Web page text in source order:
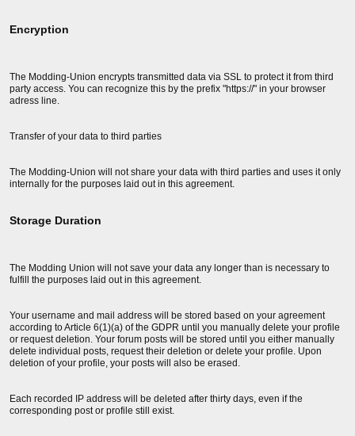
Encryption
The Modding-Union encrypts transmitted data via SSL to protect it from third
party access. You can recognize this by the prefix "https://" in your browser
adress line.
Transfer of your data to third parties
The Modding-Union will not share your data with third parties and uses it only
internally for the purposes laid out in this agreement.
Storage Duration
The Modding Union will not save your data any longer than is necessary to
fulfill the purposes laid out in this agreement.
Your username and mail address will be stored based on your agreement
according to Article 6(1)(a) of the GDPR until you manually delete your profile
or request deletion. Your forum posts will be stored until you either manually
delete individual posts, request their deletion or delete your profile. Upon
deletion of your profile, your posts will also be erased.
Each recorded IP address will be deleted after thirty days, even if the
corresponding post or profile still exist.